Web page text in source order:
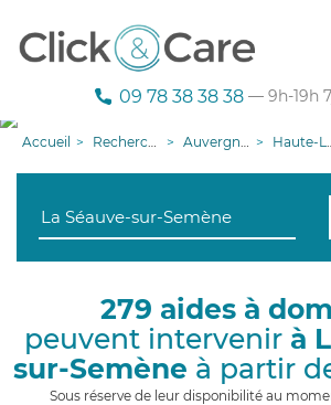
09 78 38 38 38 — 9h-19h
Accueil Recherche aide à domicile Auvergne-Rhône-Alpes Haute-Loire
279 aides à
peuvent intervenir à
sur-Semène à partir
Sous réserve de leur disponibilité au